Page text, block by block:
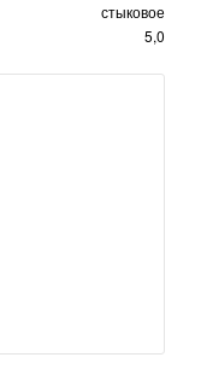
стыковое
5,0